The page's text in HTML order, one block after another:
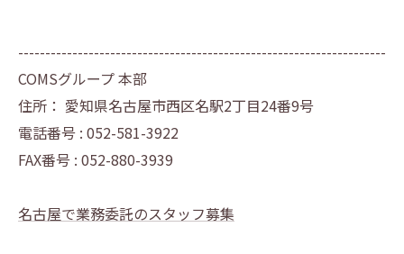
--------------------------------------------------------------------
COMSグループ 本部
住所： 愛知県名古屋市西区名駅2丁目24番9号
電話番号 : 052-581-3922
FAX番号 : 052-880-3939
名古屋で業務委託のスタッフ募集